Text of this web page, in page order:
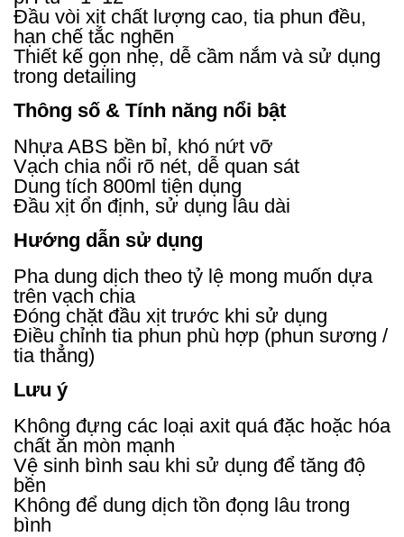
Đầu vòi xịt chất lượng cao, tia phun đều,
hạn chế tắc nghẽn
Thiết kế gọn nhẹ, dễ cầm nắm và sử dụng
trong detailing
Thông số & Tính năng nổi bật
Nhựa ABS bền bỉ, khó nứt vỡ
Vạch chia nổi rõ nét, dễ quan sát
Dung tích 800ml tiện dụng
Đầu xịt ổn định, sử dụng lâu dài
Hướng dẫn sử dụng
Pha dung dịch theo tỷ lệ mong muốn dựa
trên vạch chia
Đóng chặt đầu xịt trước khi sử dụng
Điều chỉnh tia phun phù hợp (phun sương /
tia thẳng)
Lưu ý
Không đựng các loại axit quá đặc hoặc hóa
chất ăn mòn mạnh
Vệ sinh bình sau khi sử dụng để tăng độ
bền
Không để dung dịch tồn đọng lâu trong
bình